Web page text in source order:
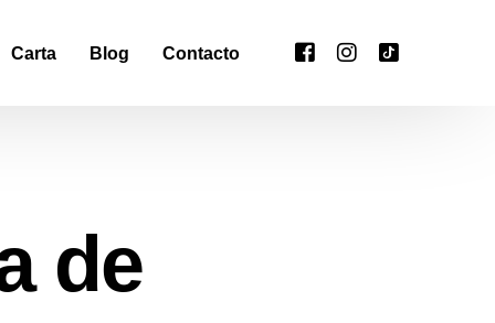
Carta Blog Contacto
de